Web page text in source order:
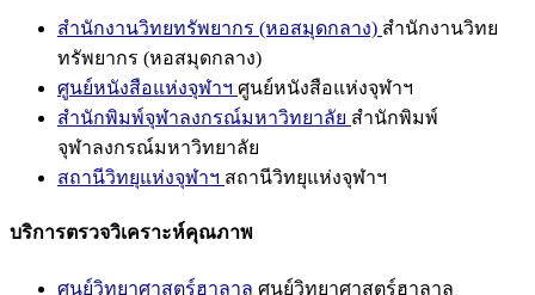
สำนักงานวิทยทรัพยากร (หอสมุดกลาง) สำนักงานวิทย
ทรัพยากร (หอสมุดกลาง)
ศูนย์หนังสือแห่งจุฬาฯ ศูนย์หนังสือแห่งจุฬาฯ
สำนักพิมพ์จุฬาลงกรณ์มหาวิทยาลัย สำนักพิมพ์
จุฬาลงกรณ์มหาวิทยาลัย
สถานีวิทยุแห่งจุฬาฯ สถานีวิทยุแห่งจุฬาฯ
บริการตรวจวิเคราะห์คุณภาพ
ศูนย์วิทยาศาสตร์ฮาลาล ศูนย์วิทยาศาสตร์ฮาลาล